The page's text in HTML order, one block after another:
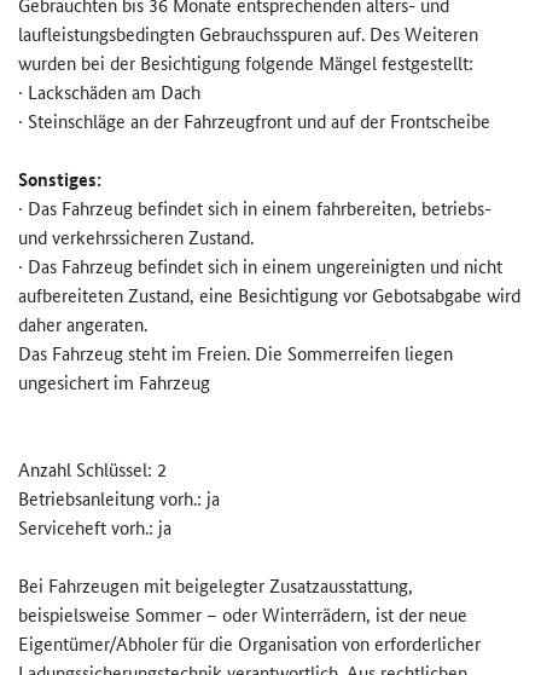
laufleistungsbedingten Gebrauchsspuren auf. Des Weiteren
wurden bei der Besichtigung folgende Mängel festgestellt:
· Lackschäden am Dach
· Steinschläge an der Fahrzeugfront und auf der Frontscheibe
Sonstiges:
· Das Fahrzeug befindet sich in einem fahrbereiten, betriebs-
und verkehrssicheren Zustand.
· Das Fahrzeug befindet sich in einem ungereinigten und nicht
aufbereiteten Zustand, eine Besichtigung vor Gebotsabgabe wird
daher angeraten.
Das Fahrzeug steht im Freien. Die Sommerreifen liegen
ungesichert im Fahrzeug
Anzahl Schlüssel: 2
Betriebsanleitung vorh.: ja
Serviceheft vorh.: ja
Bei Fahrzeugen mit beigelegter Zusatzausstattung,
beispielsweise Sommer – oder Winterrädern, ist der neue
Eigentümer/Abholer für die Organisation von erforderlicher